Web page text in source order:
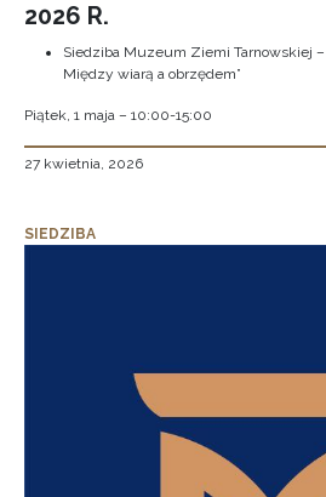
2026 R.
Siedziba Muzeum Ziemi Tarnowskiej
Między wiarą a obrzędem”
Piątek, 1 maja – 10:00-15:00
27 kwietnia, 2026
SIEDZIBA